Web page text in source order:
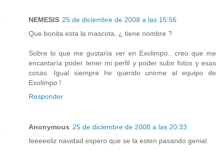
NEMESIS 25 de diciembre de 2008 a las 15:56
Que bonita esta la mascota, ¿ tiene nombre ?
Sobre lo que me gustaría ver en Exolimpo.. creo que me
encantaría poder tener mi perfil y poder subir fotos y esas
cosas. Igual siempre he querido unirme al equipo de
Exolimpo !
Responder
Anonymous 25 de diciembre de 2008 a las 20:33
feeeeeliz navidad espero que se la esten pasando genial.